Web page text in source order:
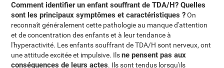
Comment identifier un enfant souffrant de TDA/H? Quelles
sont les principaux symptômes et caractéristiques ?On
reconnaît généralement cette pathologie au manque d'attention
et de concentration des enfants et à leur tendance à
l'hyperactivité. Les enfants souffrant de TDA/H sont nerveux, ont
une attitude excitée et impulsive. Ilsne pensent pas aux
conséquences de leurs actes. Ils sont tendus lorsqu'ils